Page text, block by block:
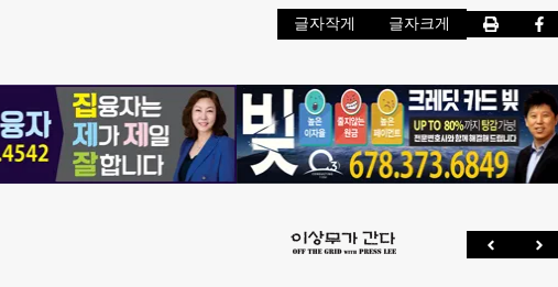
글자작게 글자크게